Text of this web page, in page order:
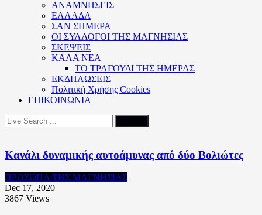
ΑΝΑΜΝΗΣΕΙΣ
ΕΛΛΑΔΑ
ΣΑΝ ΣΗΜΕΡΑ
ΟΙ ΣΥΛΛΟΓΟΙ ΤΗΣ ΜΑΓΝΗΣΙΑΣ
ΣΚΕΨΕΙΣ
ΚΑΛΑ ΝΕΑ
ΤΟ ΤΡΑΓΟΥΔΙ ΤΗΣ ΗΜΕΡΑΣ
ΕΚΔΗΛΩΣΕΙΣ
Πολιτική Xρήσης Cookies
ΕΠΙΚΟΙΝΩΝΙΑ
Κανάλι δυναμικής αυτοάμυνας από δύο Βολιώτες
ΠΡΟΣΩΠΑ ΤΗΣ ΜΑΓΝΗΣΙΑΣ
Dec 17, 2020
3867 Views